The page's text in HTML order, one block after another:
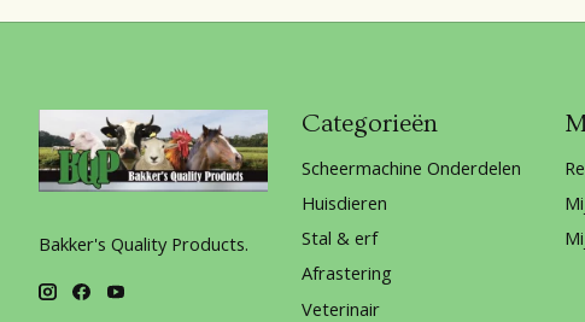
Bakker's Quality Products.
Categorieën
Scheermachine Onderdelen
Huisdieren
Stal & erf
Afrastering
Veterinair